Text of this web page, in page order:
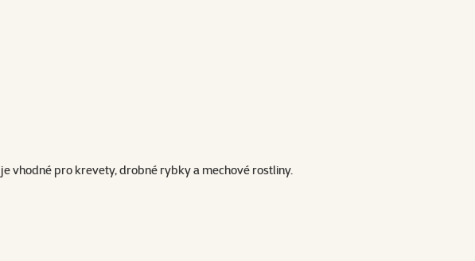
vhodné pro krevety, drobné rybky a mechové rostliny.